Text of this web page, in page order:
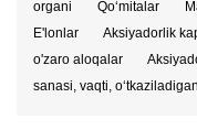
organi
Qo‘mitalar
E'lonlar
Aksiyadorlik
o'zaro aloqalar
sanasi, vaqti,